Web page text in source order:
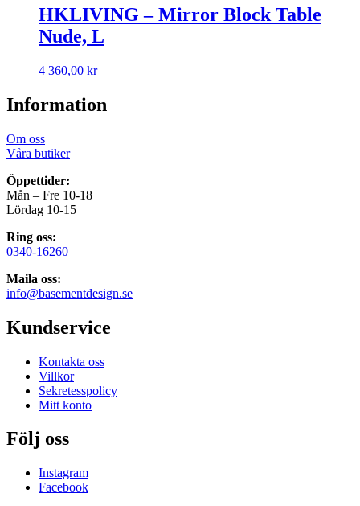
HKLIVING – Mirror Block Table
Nude, L
4 360,00 kr
Information
Om oss
Våra butiker
Öppettider:
Mån – Fre 10-18
Lördag 10-15
Ring oss:
0340-16260
Maila oss:
info@basementdesign.se
Kundservice
Kontakta oss
Villkor
Sekretesspolicy
Mitt konto
Följ oss
Instagram
Facebook